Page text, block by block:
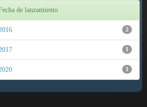
de lanzamiento
2
1
1